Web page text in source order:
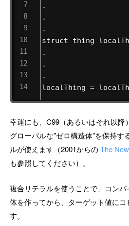
.
.
.
struct thing
.
.
.
localThing =
幸運にも、C99（あるいはそれ以降
グローバルな”ゼロ構造体”を保持す
ルが使えます（2001からのThe
も参照してください）。
複合リテラルを使うことで、コン
体を作ってから、ターゲット値に
す。